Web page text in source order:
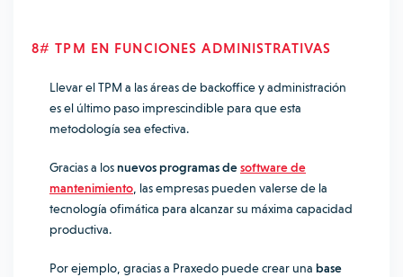
8# TPM EN FUNCIONES ADMINISTRATIVAS
Llevar el TPM a las áreas de backoffice y administración
es el último paso imprescindible para que esta
metodología sea efectiva.
Gracias a losnuevos programas desoftware de
mantenimiento , las empresas pueden valerse de la
tecnología ofimática para alcanzar su máxima capacidad
productiva.
Por ejemplo, gracias a Praxedo puede crear una base